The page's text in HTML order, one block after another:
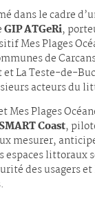
dans le cadre
GIP ATGeRi,
Mes Plages
de
La Teste-de-
acteurs du
Mes Plages
SMART Coast,
mesurer,
espaces littoraux
des usagers